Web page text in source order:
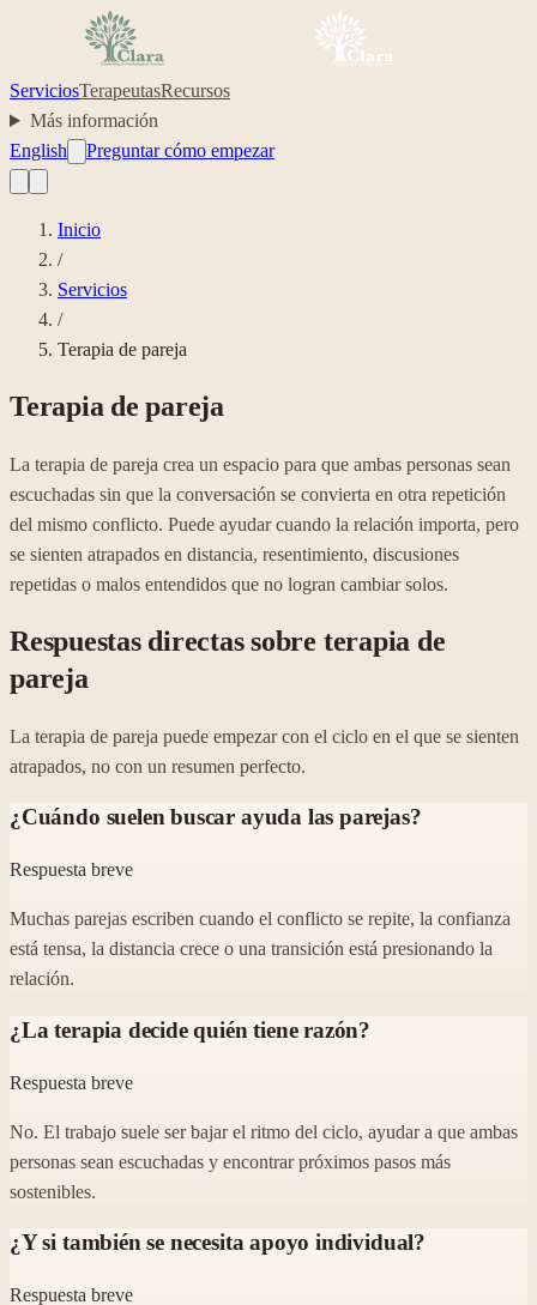
ServiciosTerapeutasRecursos
Más información
English
Preguntar cómo empezar
Inicio
/
Servicios
/
Terapia de pareja
Terapia de pareja
La terapia de pareja crea un espacio para que ambas personas sean
escuchadas sin que la conversación se convierta en otra repetición
del mismo conflicto. Puede ayudar cuando la relación importa, pero
se sienten atrapados en distancia, resentimiento, discusiones
repetidas o malos entendidos que no logran cambiar solos.
Respuestas directas sobre terapia de
pareja
La terapia de pareja puede empezar con el ciclo en el que se sienten
atrapados, no con un resumen perfecto.
¿Cuándo suelen buscar ayuda las parejas?
Respuesta breve
Muchas parejas escriben cuando el conflicto se repite, la confianza
está tensa, la distancia crece o una transición está presionando la
relación.
¿La terapia decide quién tiene razón?
Respuesta breve
No. El trabajo suele ser bajar el ritmo del ciclo, ayudar a que ambas
personas sean escuchadas y encontrar próximos pasos más
sostenibles.
¿Y si también se necesita apoyo individual?
Respuesta breve